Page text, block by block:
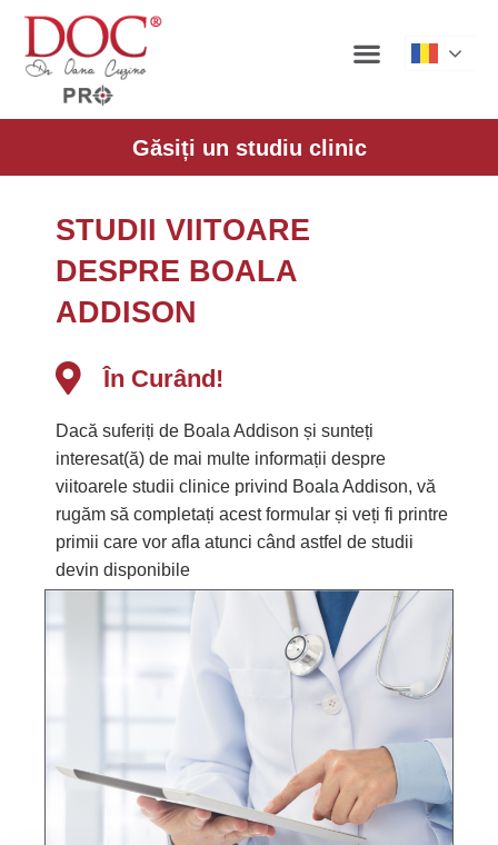
Găsiți un studiu clinic
STUDII VIITOARE
DESPRE BOALA
ADDISON
În Curând!
Dacă suferiți de Boala Addison și sunteți
interesat(ă) de mai multe informații despre
viitoarele studii clinice privind Boala Addison, vă
rugăm să completați acest formular și veți fi printre
primii care vor afla atunci când astfel de studii
devin disponibile